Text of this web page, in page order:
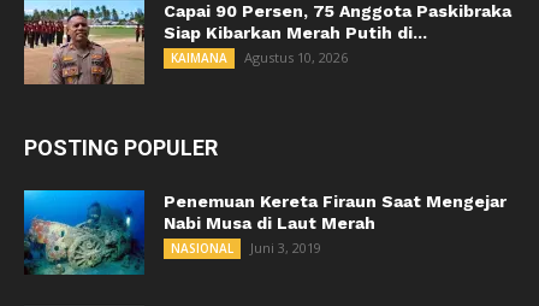
Capai 90 Persen, 75 Anggota Paskibraka
Siap Kibarkan Merah Putih di...
KAIMANA Agustus 10, 2026
POSTING POPULER
Penemuan Kereta Firaun Saat Mengejar
Nabi Musa di Laut Merah
NASIONAL Juni 3, 2019